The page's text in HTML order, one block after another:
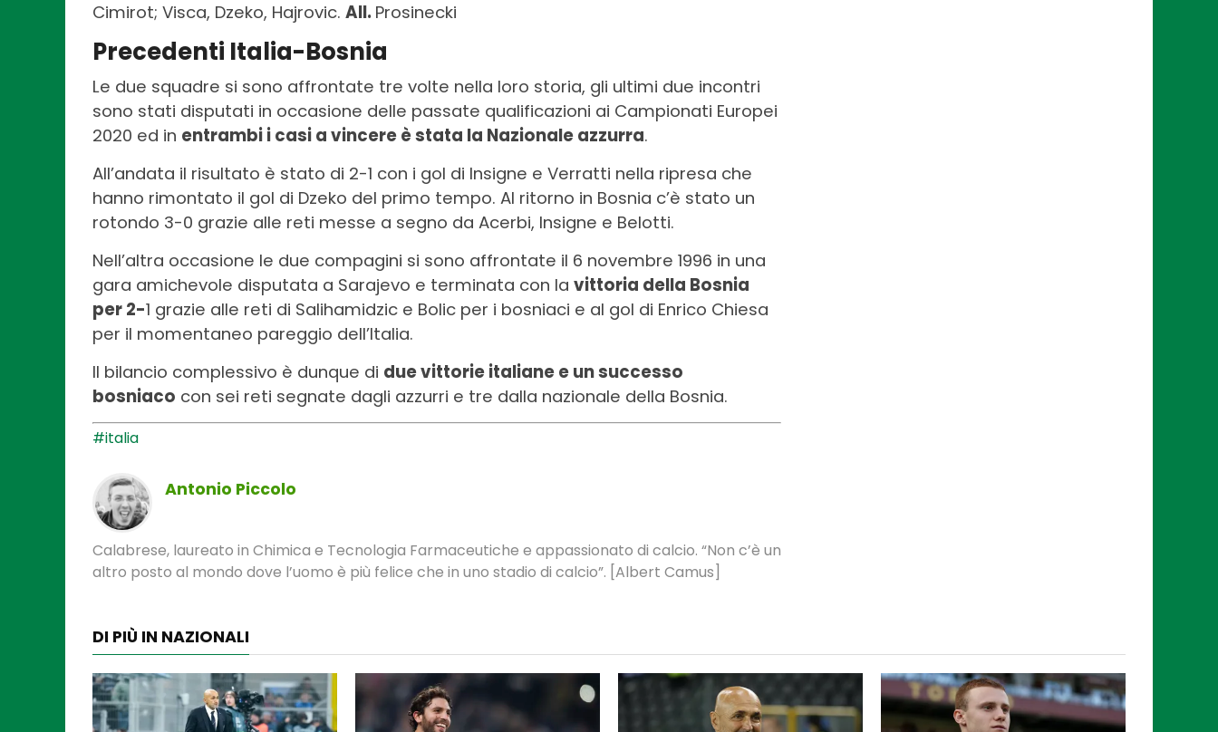
Cimirot; Visca, Dzeko, Hajrovic. All. Prosinecki
Precedenti Italia-Bosnia
Le due squadre si sono affrontate tre volte nella loro storia, gli ultimi due incontri
sono stati disputati in occasione delle passate qualificazioni ai Campionati Europei
2020 ed in entrambi i casi a vincere è stata la Nazionale azzurra.
All’andata il risultato è stato di 2-1 con i gol di Insigne e Verratti nella ripresa che
hanno rimontato il gol di Dzeko del primo tempo. Al ritorno in Bosnia c’è stato un
rotondo 3-0 grazie alle reti messe a segno da Acerbi, Insigne e Belotti.
Nell’altra occasione le due compagini si sono affrontate il 6 novembre 1996 in una
gara amichevole disputata a Sarajevo e terminata con la vittoria della Bosnia
per 2-1 grazie alle reti di Salihamidzic e Bolic per i bosniaci e al gol di Enrico Chiesa
per il momentaneo pareggio dell’Italia.
Il bilancio complessivo è dunque di due vittorie italiane e un successo
bosniaco con sei reti segnate dagli azzurri e tre dalla nazionale della Bosnia.
#italia
Antonio Piccolo
Calabrese, laureato in Chimica e Tecnologia Farmaceutiche e appassionato di calcio. “Non c’è un
altro posto al mondo dove l’uomo è più felice che in uno stadio di calcio”. [Albert Camus]
DI PIÙ IN NAZIONALI